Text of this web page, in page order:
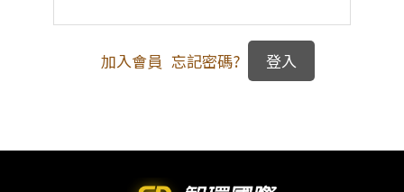
加入會員 忘記密碼?